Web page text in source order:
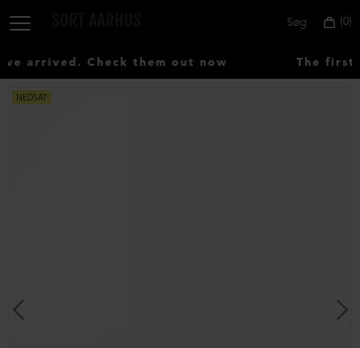
0
Søg
arrived. Check them out now The first
NEDSAT